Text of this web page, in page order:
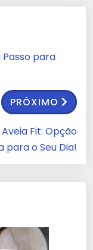
Passo para
PRÓXIMO
Fit: Opção
para o Seu Dia!